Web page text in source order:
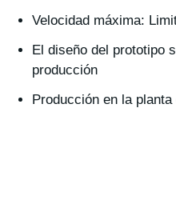
Velocidad máxima:
El diseño del prototipo
producción
Producción en la